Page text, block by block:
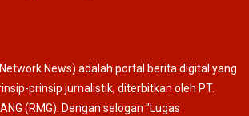
News) adalah portal berita digital yang
prinsip jurnalistik, diterbitkan oleh PT.
(RMG). Dengan selogan "Lugas